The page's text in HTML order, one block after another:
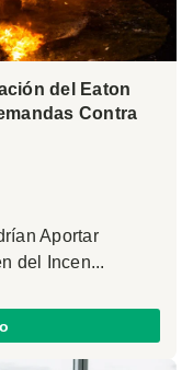
del Eaton
Contra
Aportar
del Incen...